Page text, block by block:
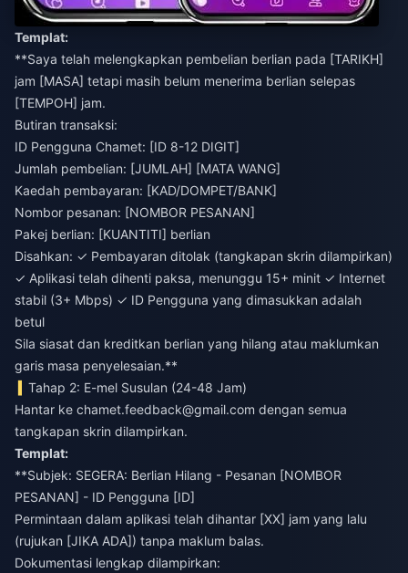
Templat:
**Saya telah melengkapkan pembelian berlian pada [TARIKH]
jam [MASA] tetapi masih belum menerima berlian selepas
[TEMPOH] jam.
Butiran transaksi:
ID Pengguna Chamet: [ID 8-12 DIGIT]
Jumlah pembelian: [JUMLAH] [MATA WANG]
Kaedah pembayaran: [KAD/DOMPET/BANK]
Nombor pesanan: [NOMBOR PESANAN]
Pakej berlian: [KUANTITI] berlian
Disahkan: ✓ Pembayaran ditolak (tangkapan skrin dilampirkan)
✓ Aplikasi telah dihenti paksa, menunggu 15+ minit ✓ Internet
stabil (3+ Mbps) ✓ ID Pengguna yang dimasukkan adalah
betul
Sila siasat dan kreditkan berlian yang hilang atau maklumkan
garis masa penyelesaian.**
Tahap 2: E-mel Susulan (24-48 Jam)
Hantar ke chamet.feedback@gmail.com dengan semua
tangkapan skrin dilampirkan.
Templat:
**Subjek: SEGERA: Berlian Hilang - Pesanan [NOMBOR
PESANAN] - ID Pengguna [ID]
Permintaan dalam aplikasi telah dihantar [XX] jam yang lalu
(rujukan [JIKA ADA]) tanpa maklum balas.
Dokumentasi lengkap dilampirkan: